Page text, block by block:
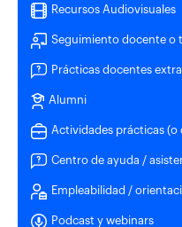
Recursos Audiovisuales
Seguimiento docente o
Prácticas docentes
Alumni
Actividades prácticas (o
Centro de ayuda /
Empleabilidad /
Podcast y webinars